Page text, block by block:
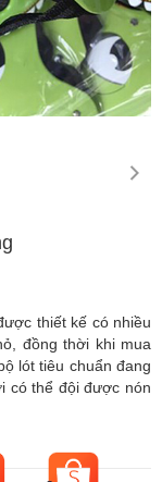
thiết kế có nhiều
đồng thời khi mua
lót tiêu chuẩn đang
có thể đội được nón